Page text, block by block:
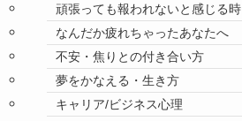
頑張っても報われないと感じる時
なんだか疲れちゃったあなたへ
不安・焦りとの付き合い方
夢をかなえる・生き方
キャリア/ビジネス心理